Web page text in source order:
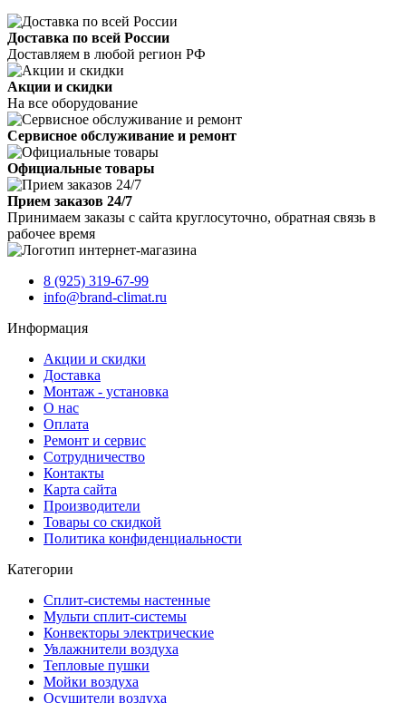
Доставка по всей России
Доставляем в любой регион РФ
Акции и скидки
На все оборудование
Сервисное обслуживание и ремонт
Официальные товары
Прием заказов 24/7
Принимаем заказы с сайта круглосуточно, обратная связь в
рабочее время
8 (925) 319-67-99
info@brand-climat.ru
Информация
Акции и скидки
Доставка
Монтаж - установка
О нас
Оплата
Ремонт и сервис
Сотрудничество
Контакты
Карта сайта
Производители
Товары со скидкой
Политика конфиденциальности
Категории
Сплит-системы настенные
Мульти сплит-системы
Конвекторы электрические
Увлажнители воздуха
Тепловые пушки
Мойки воздуха
Осушители воздуха